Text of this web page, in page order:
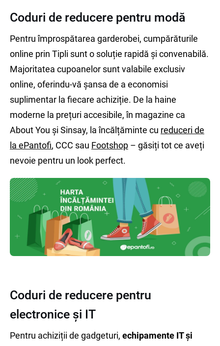
Coduri de reducere pentru modă
Pentru împrospătarea garderobei, cumpărăturile
online prin Tipli sunt o soluție rapidă și convenabilă.
Majoritatea cupoanelor sunt valabile exclusiv
online, oferindu-vă șansa de a economisi
suplimentar la fiecare achiziție. De la haine
moderne la prețuri accesibile, în magazine ca
About You și Sinsay, la încălțăminte cu reduceri de
la ePantofi, CCC sau Footshop – găsiți tot ce aveți
nevoie pentru un look perfect.
Coduri de reducere pentru
electronice și IT
Pentru achiziții de gadgeturi, echipamente IT și